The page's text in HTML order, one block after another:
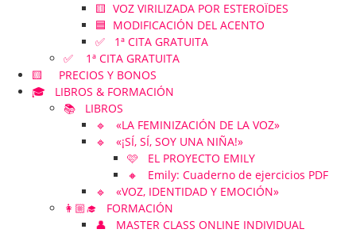
🟨 VOZ VIRILIZADA POR ESTEROÏDES
🟦 MODIFICACIÓN DEL ACENTO
✅ 1ª CITA GRATUITA
✅ 1ª CITA GRATUITA
🟨 PRECIOS Y BONOS
🎓 LIBROS & FORMACIÓN
📚 LIBROS
🔹 «LA FEMINIZACIÓN DE LA VOZ»
🔹 «¡SÍ, SÍ, SOY UNA NIÑA!»
🩷 EL PROYECTO EMILY
🔸 Emily: Cuaderno de ejercicios PDF
🔹 «VOZ, IDENTIDAD Y EMOCIÓN»
👩🏼‍🎓 FORMACIÓN
👤 MASTER CLASS ONLINE INDIVIDUAL